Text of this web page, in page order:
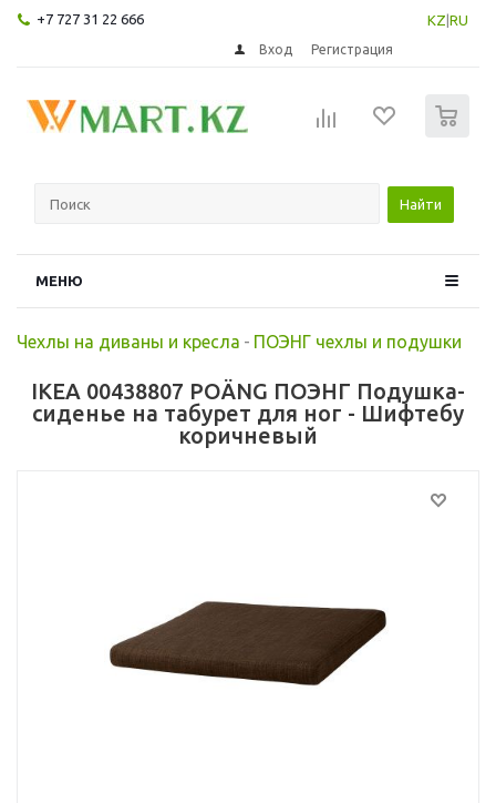
+7 727 31 22 666 KZ RU
Вход Регистрация
Найти
МЕНЮ
Чехлы на диваны и кресла - ПОЭНГ чехлы и подушки
IKEA 00438807 POÄNG ПОЭНГ Подушка-
сиденье на табурет для ног - Шифтебу
коричневый